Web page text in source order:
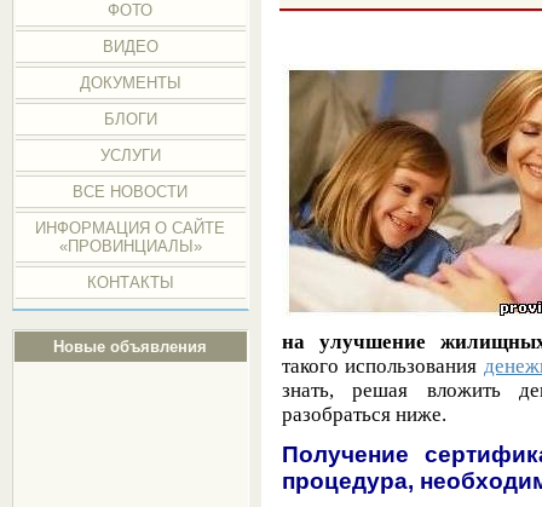
ФОТО
ВИДЕО
ДОКУМЕНТЫ
БЛОГИ
УСЛУГИ
ВСЕ НОВОСТИ
ИНФОРМАЦИЯ О САЙТЕ
«ПРОВИНЦИАЛЫ»
КОНТАКТЫ
Новые объявления
на улучшение
такого использования
знать, решая вложить
разобраться ниже.
Получение
процедура,